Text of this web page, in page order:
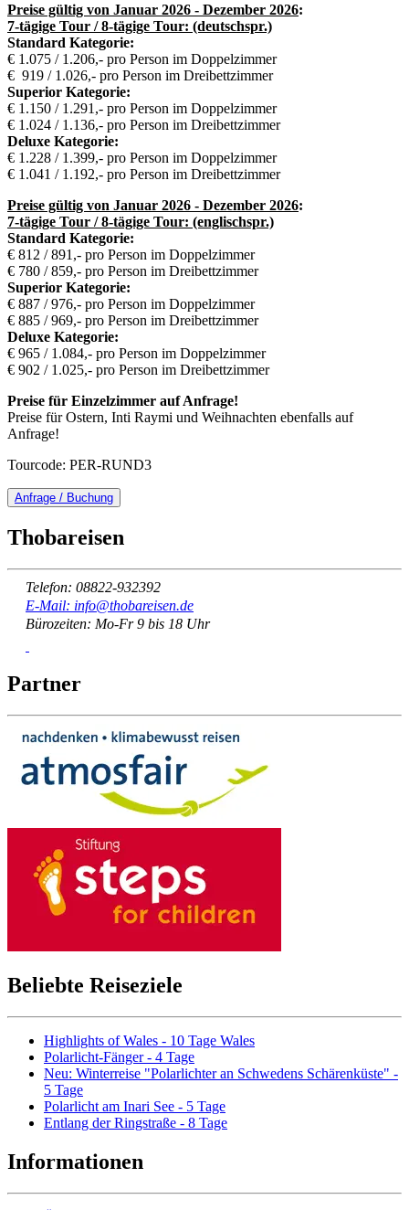
Preise gültig von Januar 2026 - Dezember 2026:
7-tägige Tour / 8-tägige Tour: (deutschspr.)
Standard Kategorie:
€ 1.075 / 1.206,- pro Person im Doppelzimmer
€ 919 / 1.026,- pro Person im Dreibettzimmer
Superior Kategorie:
€ 1.150 / 1.291,- pro Person im Doppelzimmer
€ 1.024 / 1.136,- pro Person im Dreibettzimmer
Deluxe Kategorie:
€ 1.228 / 1.399,- pro Person im Doppelzimmer
€ 1.041 / 1.192,- pro Person im Dreibettzimmer
Preise gültig von Januar 2026 - Dezember 2026:
7-tägige Tour / 8-tägige Tour: (englischspr.)
Standard Kategorie:
€ 812 / 891,- pro Person im Doppelzimmer
€ 780 / 859,- pro Person im Dreibettzimmer
Superior Kategorie:
€ 887 / 976,- pro Person im Doppelzimmer
€ 885 / 969,- pro Person im Dreibettzimmer
Deluxe Kategorie:
€ 965 / 1.084,- pro Person im Doppelzimmer
€ 902 / 1.025,- pro Person im Dreibettzimmer
Preise für Einzelzimmer auf Anfrage!
Preise für Ostern, Inti Raymi und Weihnachten ebenfalls auf
Anfrage!
Tourcode: PER-RUND3
Anfrage / Buchung
Thobareisen
Telefon: 08822-932392
E-Mail: info@thobareisen.de
Bürozeiten: Mo-Fr 9 bis 18 Uhr
Partner
Beliebte Reiseziele
Highlights of Wales - 10 Tage Wales
Polarlicht-Fänger - 4 Tage
Neu: Winterreise "Polarlichter an Schwedens Schärenküste" -
5 Tage
Polarlicht am Inari See - 5 Tage
Entlang der Ringstraße - 8 Tage
Informationen